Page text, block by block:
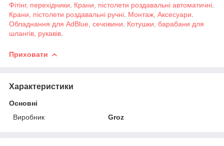
Фітінг, перехідники
Крани, пістолети роздавальні автоматичні
Крани, пістолети роздавальні ручні Монтаж, Аксесуари
Обладнання для AdBlue, сечовини
Котушки, барабани для
шлангів, рукавів
Приховати
Характеристики
Основні
Виробник
Groz